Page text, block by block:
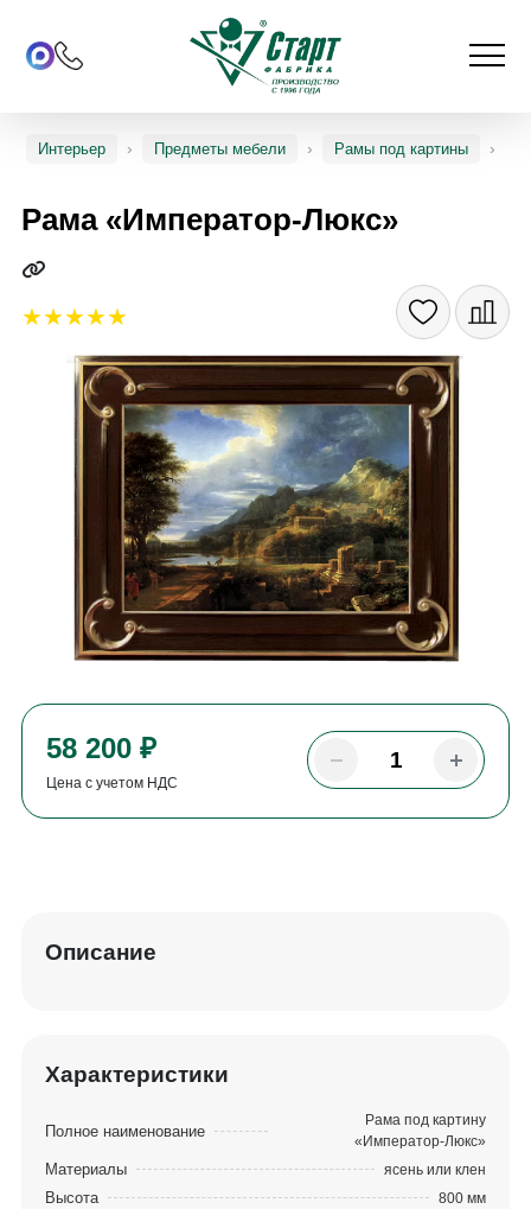
Интерьер Предметы мебели Рамы под картины
Рама «Император-Люкс»
58 200 ₽
Цена с учетом НДС
Описание
Характеристики
Полное наименование
Рама под картину
«Император-Люкс»
Материалы ясень или клен
Высота 800 мм